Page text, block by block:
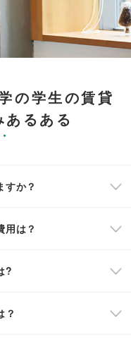
の学生の賃貸
るある
すか？
用は？
?
？